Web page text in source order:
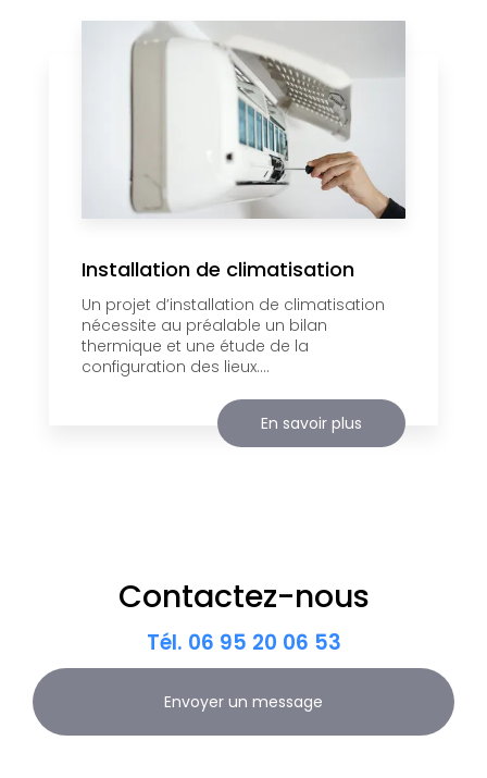
Installation de climatisation
Un projet d’installation de climatisation
nécessite au préalable un bilan
thermique et une étude de la
configuration des lieux....
En savoir plus
Contactez-nous
Tél. 06 95 20 06 53
Envoyer un message